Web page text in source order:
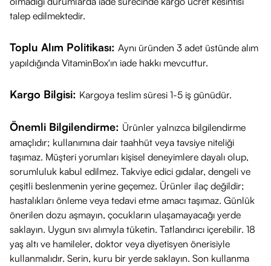
talep edilmektedir.
Toplu Alım Politikası: Aynı üründen 3 adet üstünde alım
yapıldığında VitaminBox'ın iade hakkı mevcuttur.
Kargo Bilgisi: Kargoya teslim süresi 1-5 iş günüdür.
Önemli Bilgilendirme: Ürünler yalnızca bilgilendirme
amaçlıdır; kullanımına dair taahhüt veya tavsiye niteliği
taşımaz. Müşteri yorumları kişisel deneyimlere dayalı olup,
sorumluluk kabul edilmez. Takviye edici gıdalar, dengeli ve
çeşitli beslenmenin yerine geçemez. Ürünler ilaç değildir;
hastalıkları önleme veya tedavi etme amacı taşımaz. Günlük
önerilen dozu aşmayın, çocukların ulaşamayacağı yerde
saklayın. Uygun sıvı alımıyla tüketin. Tatlandırıcı içerebilir. 18
yaş altı ve hamileler, doktor veya diyetisyen önerisiyle
kullanmalıdır. Serin, kuru bir yerde saklayın. Son kullanma